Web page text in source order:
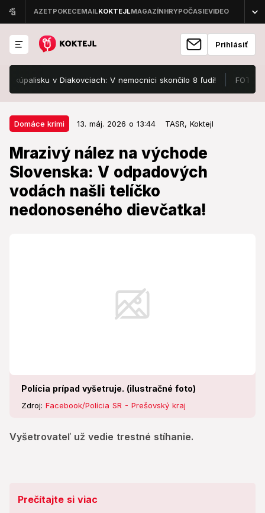
Prihlásiť
v Diakovciach: V nemocnici skončilo 8 ľudí! FOTO
Domáce krimi 13. máj. 2026 o 13:44 TASR, Koktejl
Mrazivý nález na východe
Slovenska: V odpadových
vodách našli telíčko
nedonoseného dievčatka!
Polícia prípad vyšetruje. (ilustračné foto)
Zdroj: Facebook/Polícia SR - Prešovský kraj
Vyšetrovateľ už vedie trestné stíhanie.
Domáce krimi 13. máj. 2026 o 13:44
Mrazivý nález na východe
Slovenska: V odpadových vodách
našli telíčko nedonoseného
dievčatka!
Prečítajte si viac